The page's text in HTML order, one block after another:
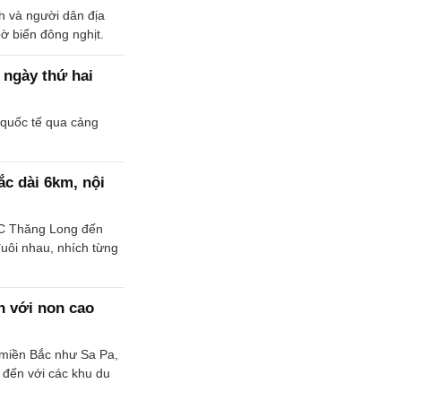
và người dân địa
biển đông nghịt.
ngày thứ hai
tế qua cảng
dài 6km, nội
Thăng Long đến
nhau, nhích từng
với non cao
Bắc như Sa Pa,
với các khu du